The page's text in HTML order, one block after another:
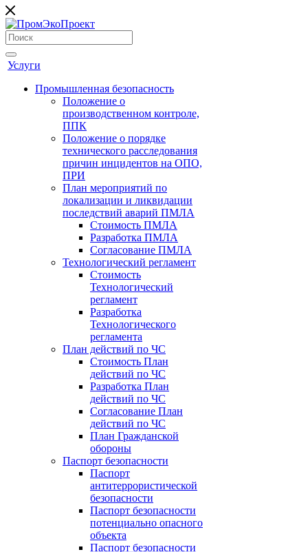
Услуги
Промышленная безопасность
Положение о
производственном контроле,
ППК
Положение о порядке
технического расследования
причин инцидентов на ОПО,
ПРИ
План мероприятий по
локализации и ликвидации
последствий аварий ПМЛА
Стоимость ПМЛА
Разработка ПМЛА
Согласование ПМЛА
Технологический регламент
Стоимость
Технологический
регламент
Разработка
Технологического
регламента
План действий по ЧС
Стоимость План
действий по ЧС
Разработка План
действий по ЧС
Согласование План
действий по ЧС
План Гражданской
обороны
Паспорт безопасности
Паспорт
антитеррористической
безопасности
Паспорт безопасности
потенциально опасного
объекта
Паспорт безопасности